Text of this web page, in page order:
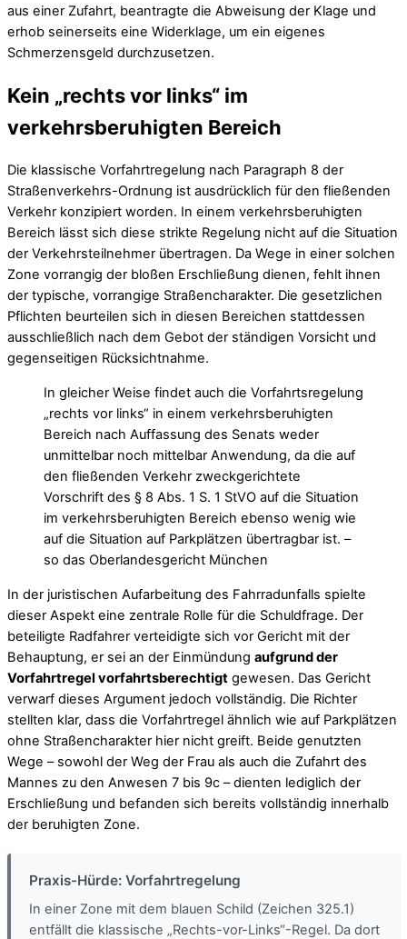
aus einer Zufahrt, beantragte die Abweisung der Klage und
erhob seinerseits eine Widerklage, um ein eigenes
Schmerzensgeld durchzusetzen.
Kein „rechts vor links“ im
verkehrsberuhigten Bereich
Die klassische Vorfahrtregelung nach Paragraph 8 der
Straßenverkehrs-Ordnung ist ausdrücklich für den fließenden
Verkehr konzipiert worden. In einem verkehrsberuhigten
Bereich lässt sich diese strikte Regelung nicht auf die Situation
der Verkehrsteilnehmer übertragen. Da Wege in einer solchen
Zone vorrangig der bloßen Erschließung dienen, fehlt ihnen
der typische, vorrangige Straßencharakter. Die gesetzlichen
Pflichten beurteilen sich in diesen Bereichen stattdessen
ausschließlich nach dem Gebot der ständigen Vorsicht und
gegenseitigen Rücksichtnahme.
In gleicher Weise findet auch die Vorfahrtsregelung
„rechts vor links“ in einem verkehrsberuhigten
Bereich nach Auffassung des Senats weder
unmittelbar noch mittelbar Anwendung, da die auf
den fließenden Verkehr zweckgerichtete
Vorschrift des § 8 Abs. 1 S. 1 StVO auf die Situation
im verkehrsberuhigten Bereich ebenso wenig wie
auf die Situation auf Parkplätzen übertragbar ist. –
so das Oberlandesgericht München
In der juristischen Aufarbeitung des Fahrradunfalls spielte
dieser Aspekt eine zentrale Rolle für die Schuldfrage. Der
beteiligte Radfahrer verteidigte sich vor Gericht mit der
Behauptung, er sei an der Einmündung aufgrund der
Vorfahrtregel vorfahrtsberechtigt gewesen. Das Gericht
verwarf dieses Argument jedoch vollständig. Die Richter
stellten klar, dass die Vorfahrtregel ähnlich wie auf Parkplätzen
ohne Straßencharakter hier nicht greift. Beide genutzten
Wege – sowohl der Weg der Frau als auch die Zufahrt des
Mannes zu den Anwesen 7 bis 9c – dienten lediglich der
Erschließung und befanden sich bereits vollständig innerhalb
der beruhigten Zone.
Praxis-Hürde: Vorfahrtregelung
In einer Zone mit dem blauen Schild (Zeichen 325.1)
entfällt die klassische „Rechts-vor-Links“-Regel. Da dort